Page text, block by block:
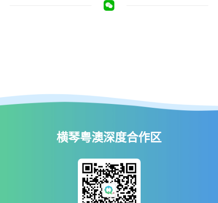
横琴粤澳深度合作区